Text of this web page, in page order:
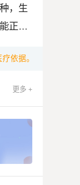
，生
正常
行性
如长
衡
，还
知和
式，
依据。
更多 +